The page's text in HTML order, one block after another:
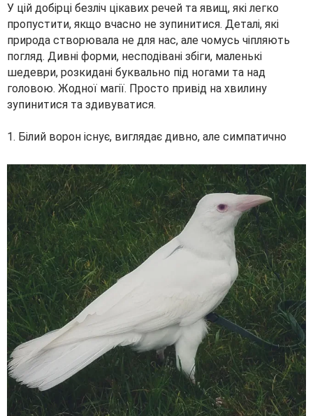
У цій добірці безліч цікавих речей та явищ, які легко
пропустити, якщо вчасно не зупинитися. Деталі, які
природа створювала не для нас, але чомусь чіпляють
погляд. Дивні форми, несподівані збіги, маленькі
шедеври, розкидані буквально під ногами та над
головою. Жодної магії. Просто привід на хвилину
зупинитися та здивуватися.
1. Білий ворон існує, виглядає дивно, але симпатично